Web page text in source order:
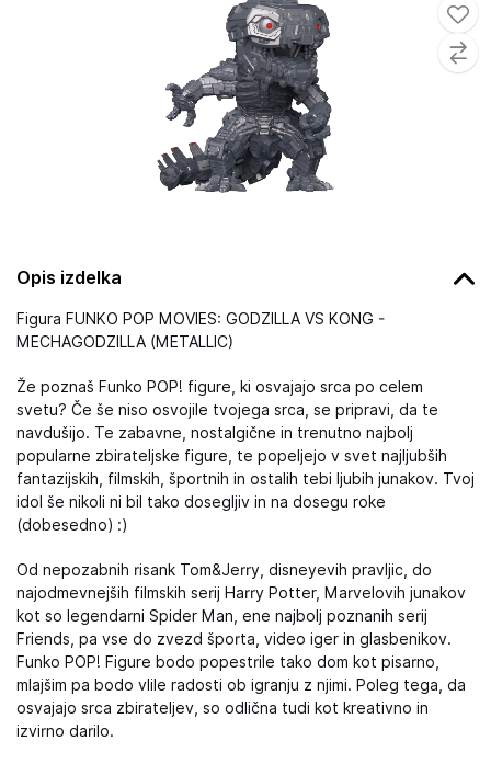
Opis izdelka
Figura FUNKO POP MOVIES: GODZILLA VS KONG -
MECHAGODZILLA (METALLIC)
Že poznaš Funko POP! figure, ki osvajajo srca po celem
svetu? Če še niso osvojile tvojega srca, se pripravi, da te
navdušijo. Te zabavne, nostalgične in trenutno najbolj
popularne zbirateljske figure, te popeljejo v svet najljubših
fantazijskih, filmskih, športnih in ostalih tebi ljubih junakov. Tvoj
idol še nikoli ni bil tako dosegljiv in na dosegu roke
(dobesedno) :)
Od nepozabnih risank Tom&Jerry, disneyevih pravljic, do
najodmevnejših filmskih serij Harry Potter, Marvelovih junakov
kot so legendarni Spider Man, ene najbolj poznanih serij
Friends, pa vse do zvezd športa, video iger in glasbenikov.
Funko POP! Figure bodo popestrile tako dom kot pisarno,
mlajšim pa bodo vlile radosti ob igranju z njimi. Poleg tega, da
osvajajo srca zbirateljev, so odlična tudi kot kreativno in
izvirno darilo.